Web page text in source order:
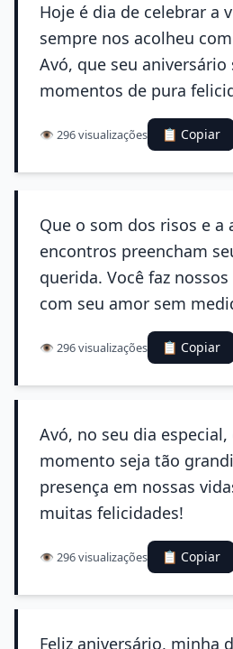
Hoje é dia de celebrar a
sempre nos acolheu
Avó, que seu
momentos de pura
👁️ 296 visualizações 📋 Copiar
Que o som dos risos e a
encontros preencham
querida. Você faz
com seu amor sem
👁️ 296 visualizações 📋 Copiar
Avó, no seu dia
momento seja tão
presença em nossas
muitas felicidades!
👁️ 296 visualizações 📋 Copiar
Feliz aniversário, minha